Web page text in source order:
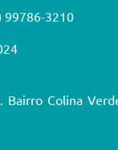
99786-3210
Bairro Colina